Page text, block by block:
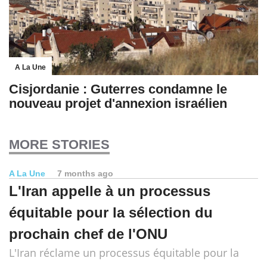
A La Une
Cisjordanie : Guterres condamne le
nouveau projet d'annexion israélien
MORE STORIES
A La Une 7 months ago
L'Iran appelle à un processus
équitable pour la sélection du
prochain chef de l'ONU
L'Iran réclame un processus équitable pour la